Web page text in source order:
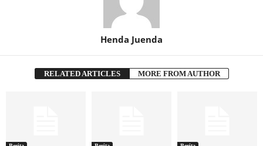
Henda Juenda
RELATED ARTICLES MORE FROM AUTHOR